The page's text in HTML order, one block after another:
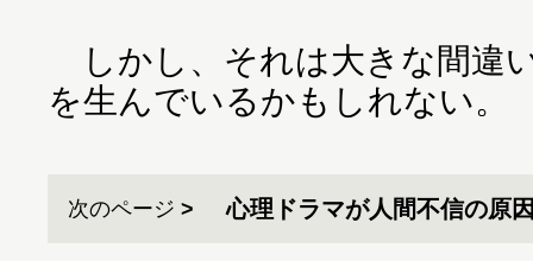
しかし、それは大きな間違
を生んでいるかもしれない。
次のページ 心理ドラマが人間不信の原